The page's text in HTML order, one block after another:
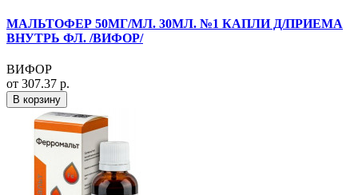
МАЛЬТОФЕР 50МГ/МЛ. 30МЛ. №1 КАПЛИ Д/ПРИЕМА
ВНУТРЬ ФЛ. /ВИФОР/
ВИФОР
от 307.37 р.
В корзину